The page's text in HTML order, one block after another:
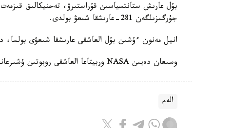
بۇل عارىش ستانتسياسىن قۇراستىرۋ، تەحنيكالىق
جۇرگىزىلگەن 281-عارىشقا شىعۋ بولدى.
انيل مەنون ءۇشىن بۇل العاشقى عارىشقا شىعۋى
وسىعان دەيىن NASA وربيتاعا العاشقى روبوتىن ۇشىرعانىن حابارلادىق.
الەم